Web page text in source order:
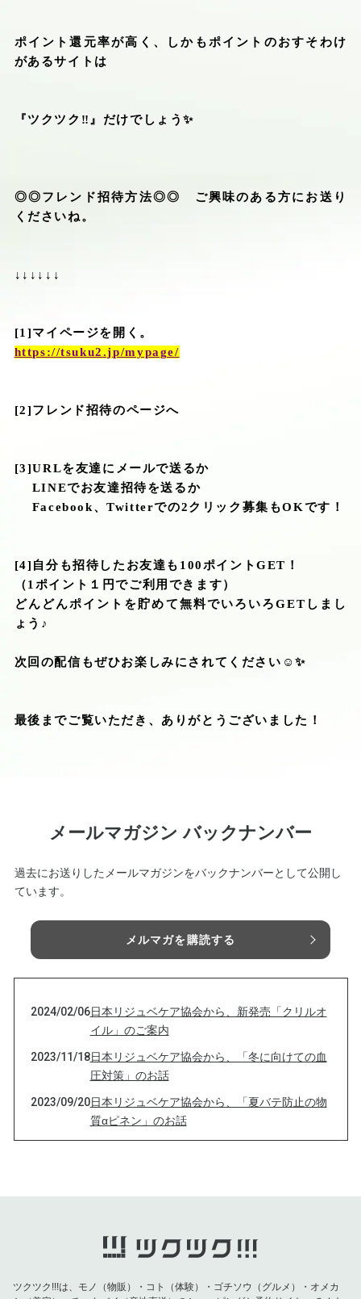
ポイント還元率が高く、しかもポイントのおすそわけ
があるサイトは
『ツクツク ‼︎』だけでしょう✨
◎◎フレンド招待方法◎◎ ご興味のある方にお送り
くださいね。
↓↓↓↓↓↓
[1]マイページを開く。
https://tsuku2.jp/mypage/
[2]フレンド招待のページへ
[3]URLを友達にメールで送るか
LINEでお友達招待を送るか
Facebook、Twitterでの2クリック募集もOKです！
[4] 自分も招待したお友達も 100ポイントGET ！
（1ポイント１円でご利用できます）
どんどんポイントを貯めて無料でいろいろGET しまし
ょう♪
次回の配信もぜひお楽しみにされてください ☺️✨
最後までご覧いただき、ありがとうございました！
メールマガジン バックナンバー
過去にお送りしたメールマガジンをバックナンバーとして公開し
ています。
メルマガを購読する
2024/02/06日本リジュベケア協会から、新発売「クリルオ
イル」のご案内
2023/11/18日本リジュベケア協会から、「冬に向けての血
圧対策」のお話
2023/09/20日本リジュベケア協会から、「夏バテ防止の物
質αピネン」のお話
レブリン酸）」のお話
と血管の病気」のお話
ツクツク!!!は、モノ（物販）・コト（体験）・ゴチソウ（グルメ）・オメカ